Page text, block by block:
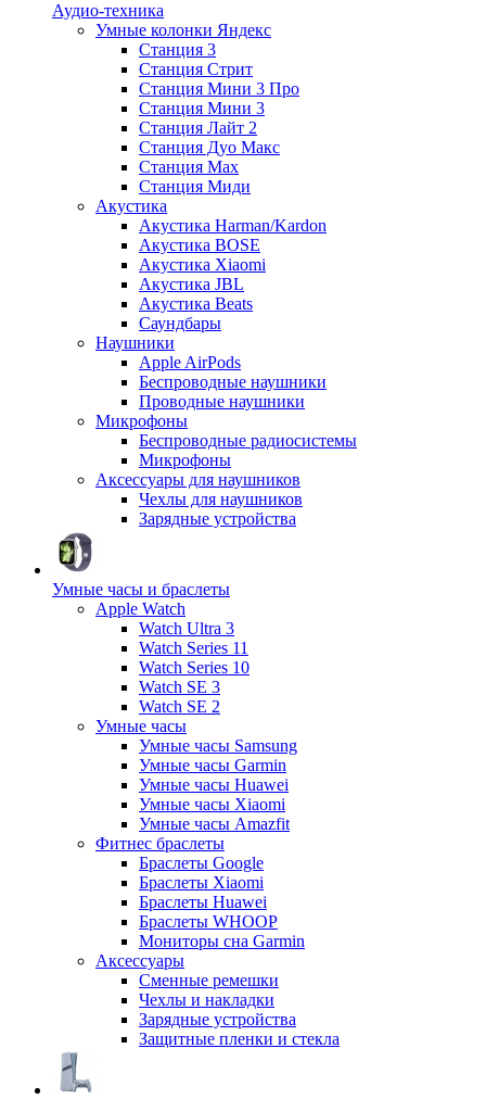
Аудио-техника
Умные колонки Яндекс
Станция 3
Станция Стрит
Станция Мини 3 Про
Станция Мини 3
Станция Лайт 2
Станция Дуо Макс
Станция Max
Станция Миди
Акустика
Акустика Harman/Kardon
Акустика BOSE
Акустика Xiaomi
Акустика JBL
Акустика Beats
Саундбары
Наушники
Apple AirPods
Беспроводные наушники
Проводные наушники
Микрофоны
Беспроводные радиосистемы
Микрофоны
Аксессуары для наушников
Чехлы для наушников
Зарядные устройства
Умные часы и браслеты
Apple Watch
Watch Ultra 3
Watch Series 11
Watch Series 10
Watch SE 3
Watch SE 2
Умные часы
Умные часы Samsung
Умные часы Garmin
Умные часы Huawei
Умные часы Xiaomi
Умные часы Amazfit
Фитнес браслеты
Браслеты Google
Браслеты Xiaomi
Браслеты Huawei
Браслеты WHOOP
Мониторы сна Garmin
Аксессуары
Сменные ремешки
Чехлы и накладки
Зарядные устройства
Защитные пленки и стекла